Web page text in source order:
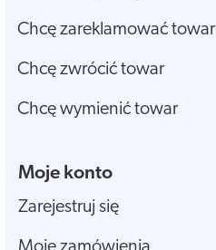
Chcę zareklamować towar
Chcę zwrócić towar
Chcę wymienić towar
Moje konto
Zarejestruj się